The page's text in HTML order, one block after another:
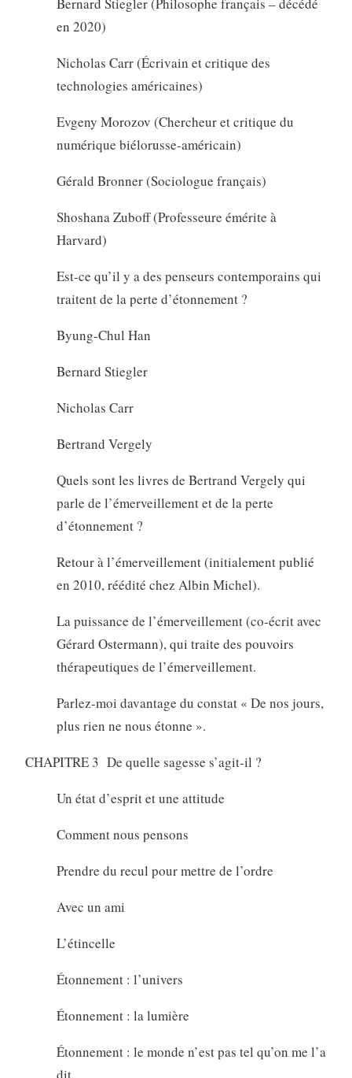
en 2020)
Nicholas Carr (Écrivain et critique des
technologies américaines)
Evgeny Morozov (Chercheur et critique du
numérique biélorusse-américain)
Gérald Bronner (Sociologue français)
Shoshana Zuboff (Professeure émérite à
Harvard)
Est-ce qu’il y a des penseurs contemporains qui
traitent de la perte d’étonnement ?
Byung-Chul Han
Bernard Stiegler
Nicholas Carr
Bertrand Vergely
Quels sont les livres de Bertrand Vergely qui
parle de l’émerveillement et de la perte
d’étonnement ?
Retour à l’émerveillement (initialement publié
en 2010, réédité chez Albin Michel).
La puissance de l’émerveillement (co-écrit avec
Gérard Ostermann), qui traite des pouvoirs
thérapeutiques de l’émerveillement.
Parlez-moi davantage du constat « De nos jours,
plus rien ne nous étonne ».
CHAPITRE 3 De quelle sagesse s’agit-il ?
Un état d’esprit et une attitude
Comment nous pensons
Prendre du recul pour mettre de l’ordre
Avec un ami
L’étincelle
Étonnement : l’univers
Étonnement : la lumière
Étonnement : le monde n’est pas tel qu’on me l’a
dit